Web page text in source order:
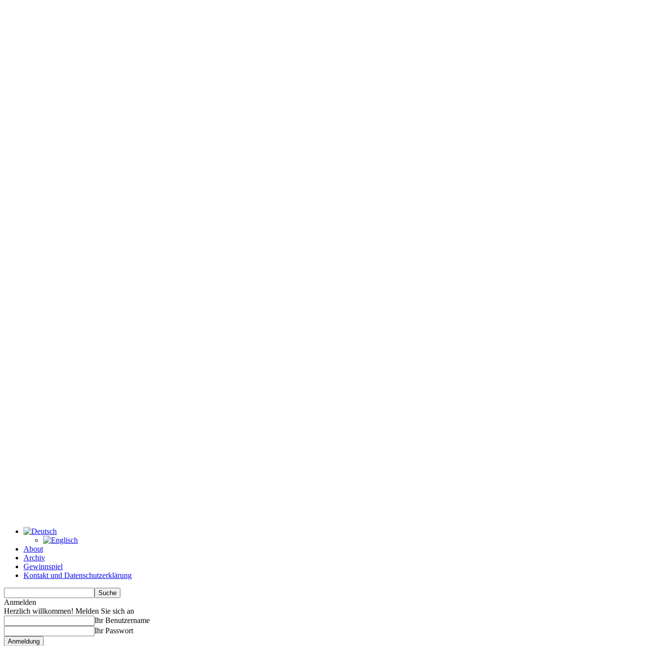
About
Archiv
Gewinnspiel
Kontakt und Datenschutzerklärung
Anmelden
Herzlich willkommen! Melden Sie sich an
Ihr Benutzername
Ihr Passwort